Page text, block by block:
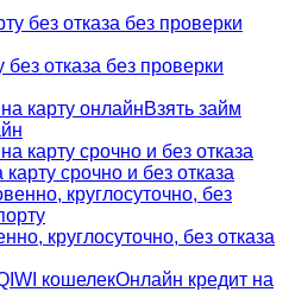
отказа без проверки
Взять займ
срочно и без отказа
круглосуточно, без отказа
Онлайн кредит на